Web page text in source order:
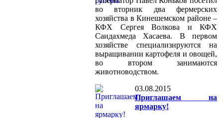
во вторник два фермерских
хозяйства в Кинешемском районе –
КФХ Сергея Волкова и КФХ
Саидахмеда Хасаева. В первом
хозяйстве специализируются на
выращивании картофеля и овощей,
во втором занимаются
животноводством.
03.08.2015
Приглашаем на
ярмарку!